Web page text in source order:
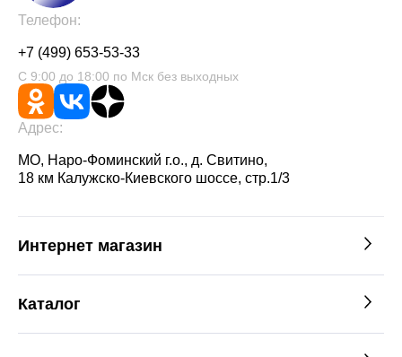
Телефон:
+7 (499) 653-53-33
С 9:00 до 18:00 по Мск без выходных
Адрес:
МО, Наро-Фоминский г.о., д. Свитино,
18 км Калужско-Киевского шоссе, стр.1/3
Интернет магазин
Каталог